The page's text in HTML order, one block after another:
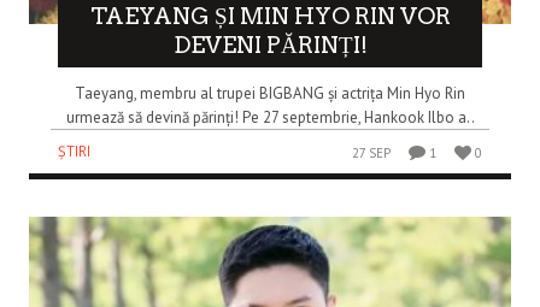
TAEYANG ȘI MIN HYO RIN VOR
DEVENI PĂRINȚI!
Taeyang, membru al trupei BIGBANG și actrița Min Hyo Rin
urmează să devină părinți! Pe 27 septembrie, Hankook Ilbo a..
ȘTIRI
27 SEP 1 0